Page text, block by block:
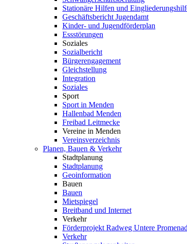
Stationäre Hilfen und
Geschäftsbericht Jugendamt
Kinder- und Jugendförderplan
Essstörungen
Soziales
Sozialbericht
Bürgerengagement
Gleichstellung
Integration
Soziales
Sport
Sport in Menden
Hallenbad Menden
Freibad Leitmecke
Vereine in Menden
Vereinsverzeichnis
Planen, Bauen & Verkehr
Stadtplanung
Stadtplanung
Geoinformation
Bauen
Bauen
Mietspiegel
Breitband und Internet
Verkehr
Förderprojekt Radweg Untere
Verkehr